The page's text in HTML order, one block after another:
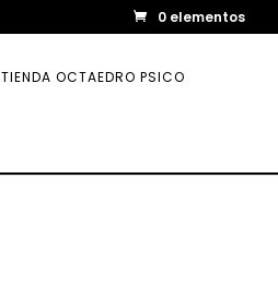
0 elementos
TIENDA OCTAEDRO PSICO